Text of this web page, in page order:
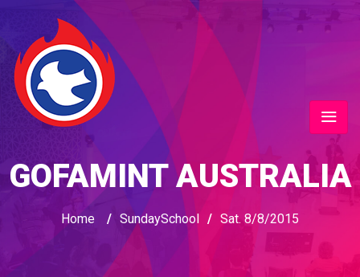
GOFAMINT AUSTRALIA
Home / SundaySchool / Sat. 8/8/2015